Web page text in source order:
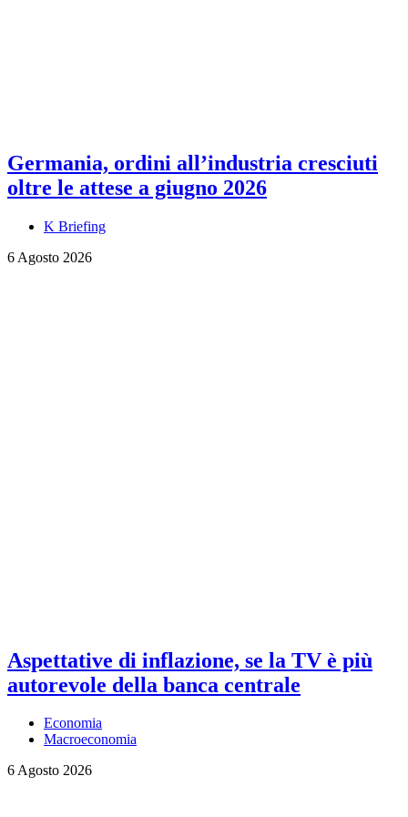
Germania, ordini all’industria cresciuti
oltre le attese a giugno 2026
K Briefing
6 Agosto 2026
Aspettative di inflazione, se la TV è più
autorevole della banca centrale
Economia
Macroeconomia
6 Agosto 2026